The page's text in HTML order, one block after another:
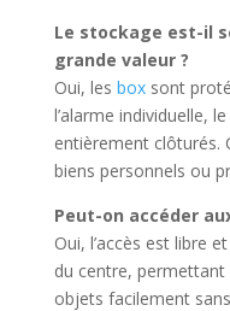
Le stockage est-il
grande valeur ?
Oui, les boxsont
l’alarme individuelle,
entièrement clôturés.
biens personnels ou
Peut-on accéder
Oui, l’accès est libre
du centre,
objets facilement